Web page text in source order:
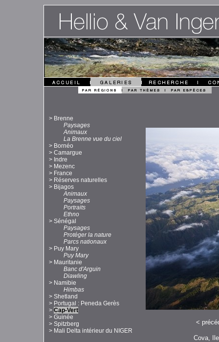
> Brenne
Paysages
Animaux
La Brenne vue du ciel
> Bornéo
> Camargue
> Indre
> Mezenc
> France
> Réserves naturelles
> Bijagos
Animaux
Paysages
Portraits
Ethno
> Sénégal
Paysages
Protéger la nature
Parcs nationaux
> Puy Mary
Puy Mary
> Mauritanie
Banc d'Arguin
Diawling
> Namibie
Himbas
> Shetland
> Portugal : Peneda Gerès
> Cap-Vert
> Guinée
> Spitzberg
> Mali Delta intérieur du NIGER
<
Cova,